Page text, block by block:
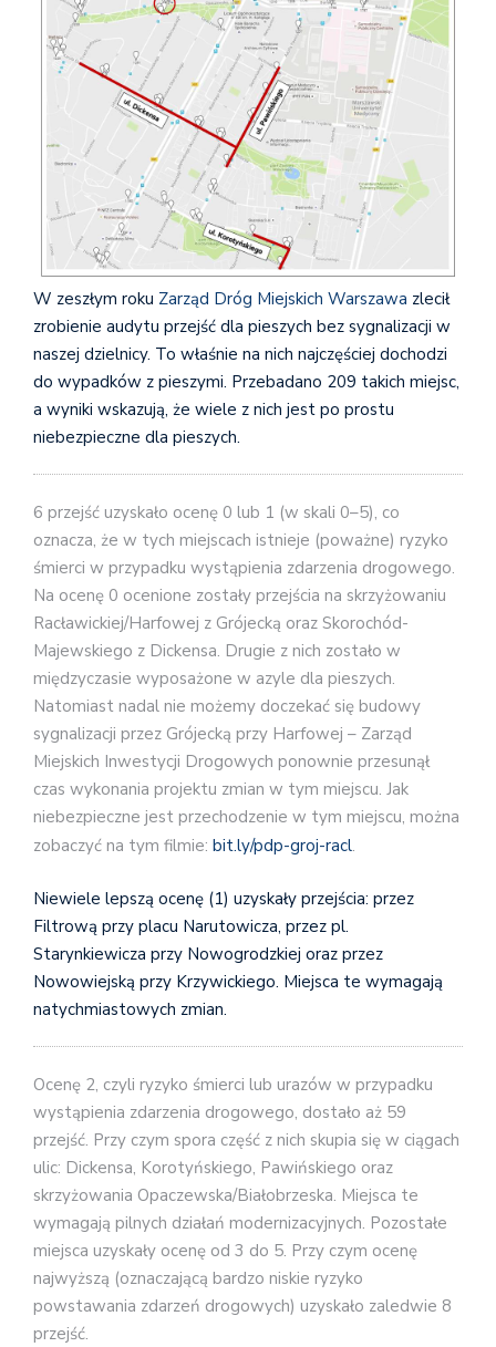
W zeszłym roku Zarząd Dróg Miejskich Warszawa zlecił
zrobienie audytu przejść dla pieszych bez sygnalizacji w
naszej dzielnicy. To właśnie na nich najczęściej dochodzi
do wypadków z pieszymi. Przebadano 209 takich miejsc,
a wyniki wskazują, że wiele z nich jest po prostu
niebezpieczne dla pieszych.
6 przejść uzyskało ocenę 0 lub 1 (w skali 0–5), co
oznacza, że w tych miejscach istnieje (poważne) ryzyko
śmierci w przypadku wystąpienia zdarzenia drogowego.
Na ocenę 0 ocenione zostały przejścia na skrzyżowaniu
Racławickiej/Harfowej z Grójecką oraz Skorochód-
Majewskiego z Dickensa. Drugie z nich zostało w
międzyczasie wyposażone w azyle dla pieszych.
Natomiast nadal nie możemy doczekać się budowy
sygnalizacji przez Grójecką przy Harfowej – Zarząd
Miejskich Inwestycji Drogowych ponownie przesunął
czas wykonania projektu zmian w tym miejscu. Jak
niebezpieczne jest przechodzenie w tym miejscu, można
zobaczyć na tym filmie: bit.ly/pdp-groj-racl.
Niewiele lepszą ocenę (1) uzyskały przejścia: przez
Filtrową przy placu Narutowicza, przez pl.
Starynkiewicza przy Nowogrodzkiej oraz przez
Nowowiejską przy Krzywickiego. Miejsca te wymagają
natychmiastowych zmian.
Ocenę 2, czyli ryzyko śmierci lub urazów w przypadku
wystąpienia zdarzenia drogowego, dostało aż 59
przejść. Przy czym spora część z nich skupia się w ciągach
ulic: Dickensa, Korotyńskiego, Pawińskiego oraz
skrzyżowania Opaczewska/Białobrzeska. Miejsca te
wymagają pilnych działań modernizacyjnych. Pozostałe
miejsca uzyskały ocenę od 3 do 5. Przy czym ocenę
najwyższą (oznaczającą bardzo niskie ryzyko
powstawania zdarzeń drogowych) uzyskało zaledwie 8
przejść.